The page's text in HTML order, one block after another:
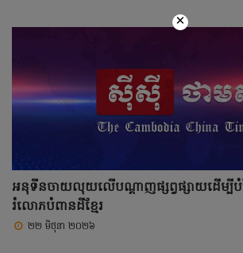
អនុទីនចាយលុយលើបណ្ដាញផ្សព្វផ្សាយដើម្បីបំភ្
រំលោភបំពានដីខ្មែរ
២២ មិថុនា ២០២៦
×